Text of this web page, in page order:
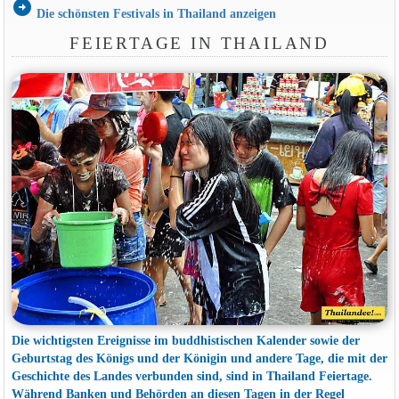
arrow_circle_right Die schönsten Festivals in Thailand anzeigen
FEIERTAGE IN THAILAND
Die wichtigsten Ereignisse im buddhistischen Kalender sowie der
Geburtstag des Königs und der Königin und andere Tage, die mit der
Geschichte des Landes verbunden sind, sind in Thailand Feiertage.
Während Banken und Behörden an diesen Tagen in der Regel